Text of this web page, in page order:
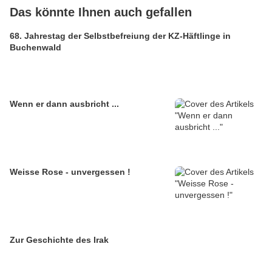
Das könnte Ihnen auch gefallen
68. Jahrestag der Selbstbefreiung der KZ-Häftlinge in
Buchenwald
Wenn er dann ausbricht ...
Weisse Rose - unvergessen !
Zur Geschichte des Irak